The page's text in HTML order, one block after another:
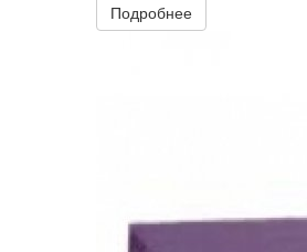
Подробнее